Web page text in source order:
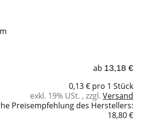
ab 13,18 €
0,13 € pro 1 Stück
exkl. 19% USt. , zzgl. Versand
Preisempfehlung des Herstellers:
18,80 €